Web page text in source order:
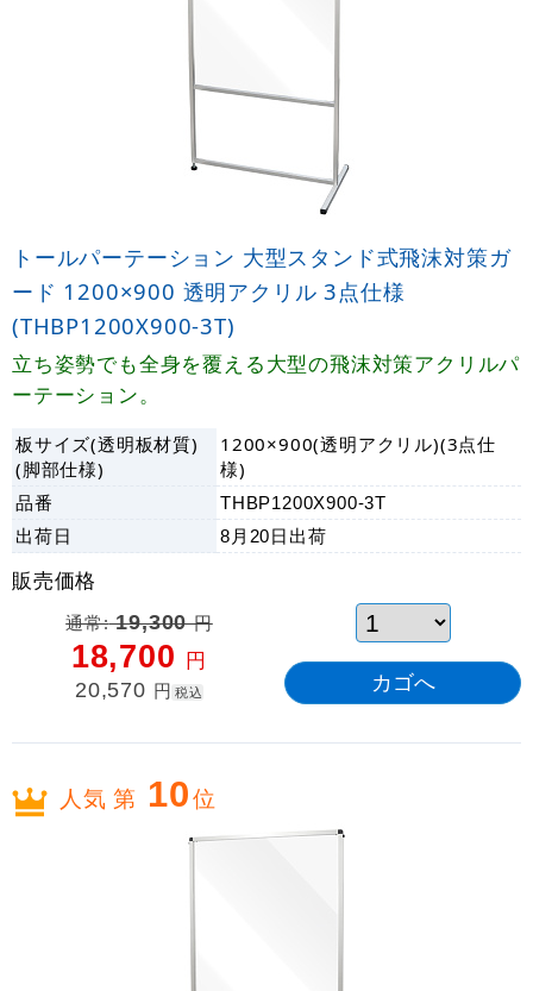
トールパーテーション 大型スタンド式飛沫対策ガ
ード 1200×900 透明アクリル 3点仕様
(THBP1200X900-3T)
立ち姿勢でも全身を覆える大型の飛沫対策アクリルパ
ーテーション。
板サイズ(透明板材質)
(脚部仕様)
1200×900(透明アクリル)(3点仕
様)
品番
THBP1200X900-3T
出荷日 8月20日 出荷
販売価格
通常:19,300円
18,700 円
20,570 円 税込
人気 第 10位